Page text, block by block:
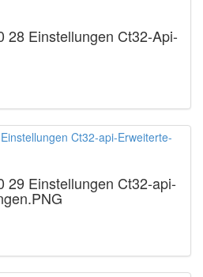
28 Einstellungen Ct32-Api-
29 Einstellungen Ct32-api-